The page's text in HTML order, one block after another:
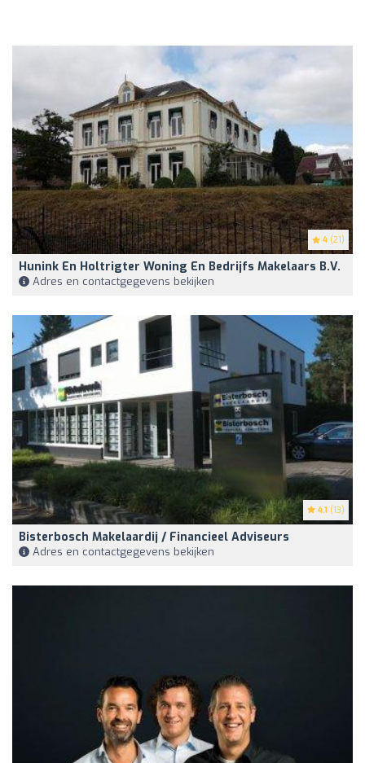
4 (21)
Hunink En Holtrigter Woning En Bedrijfs Makelaars B.V.
Adres en contactgegevens bekijken
4.1 (13)
Bisterbosch Makelaardij / Financieel Adviseurs
Adres en contactgegevens bekijken